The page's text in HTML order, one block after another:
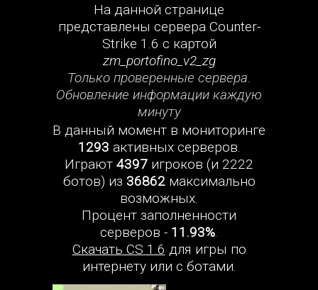
На данной странице
представлены сервера Counter-
Strike 1.6 с картой
zm_portofino_v2_zg
Только проверенные сервера.
Обновление информации каждую
минуту
В данный момент в мониторинге
1293 активных серверов.
Играют 4397 игроков (и 2222
ботов) из 36862максимально
возможных.
Процент заполненности
серверов - 11.93%.
Скачать CS 1.6 для игры по
интернету или с ботами.